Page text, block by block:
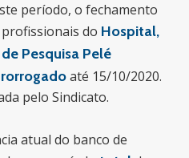
período, o fechamento
do Hospital,
Pesquisa Pelé
até 15/10/2020.
pelo Sindicato.
atual do banco de